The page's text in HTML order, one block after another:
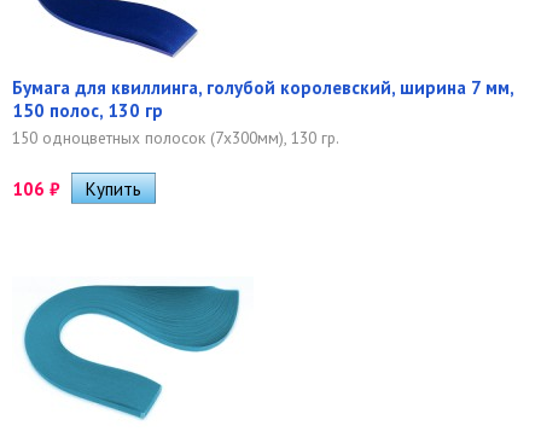
Бумага для квиллинга, голубой королевский, ширина 7 мм,
150 полос, 130 гр
150 одноцветных полосок (7х300мм), 130 гр.
106 ₽